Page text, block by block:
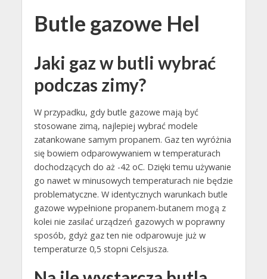
Butle gazowe Hel
Jaki gaz w butli wybrać
podczas zimy?
W przypadku, gdy butle gazowe mają być
stosowane zimą, najlepiej wybrać modele
zatankowane samym propanem. Gaz ten wyróżnia
się bowiem odparowywaniem w temperaturach
dochodzących do aż -42 oC. Dzięki temu używanie
go nawet w minusowych temperaturach nie będzie
problematyczne. W identycznych warunkach butle
gazowe wypełnione propanem-butanem mogą z
kolei nie zasilać urządzeń gazowych w poprawny
sposób, gdyż gaz ten nie odparowuje już w
temperaturze 0,5 stopni Celsjusza.